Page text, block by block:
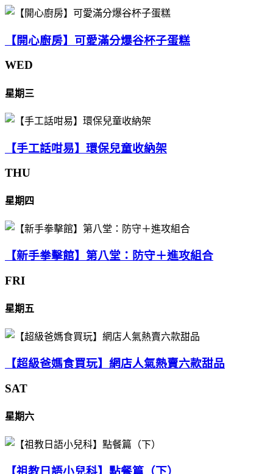
【開心廚房】可愛滿分爆谷杯子蛋糕
WED
星期三
【手工話咁易】環保兒童收納架
THU
星期四
【新手拳擊館】第八堂：防守＋進攻組合
FRI
星期五
【超級爸媽食買玩】網店人氣熱賣六款甜品
SAT
星期六